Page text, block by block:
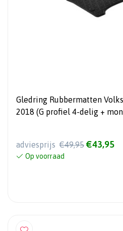
Gledring Rubbermatten
2018 (G profiel 4-delig +
adviesprijs €49,95 €43,95
Op voorraad